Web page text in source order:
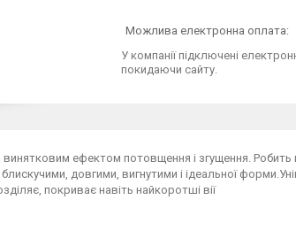
У компанії підключені
покидаючи сайту.
винятковим ефектом потовщення і згущення. Робить
довгими, вигнутими і ідеальної
покриває навіть найкоротші вії